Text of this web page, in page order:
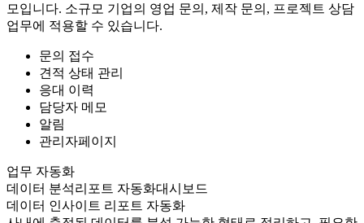
모입니다. 소규모 기업의 영업 문의, 제작 문의, 프로젝트 상담
업무에 적용할 수 있습니다.
문의 접수
견적 상태 관리
응대 이력
담당자 메모
알림
관리자페이지
업무 자동화
데이터 분석리포트 자동화대시보드
데이터 인사이트 리포트 자동화